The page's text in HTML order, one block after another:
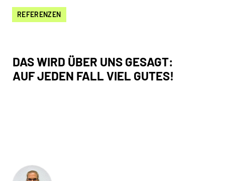
REFERENZEN
DAS WIRD ÜBER UNS GESAGT:
AUF JEDEN FALL VIEL GUTES!